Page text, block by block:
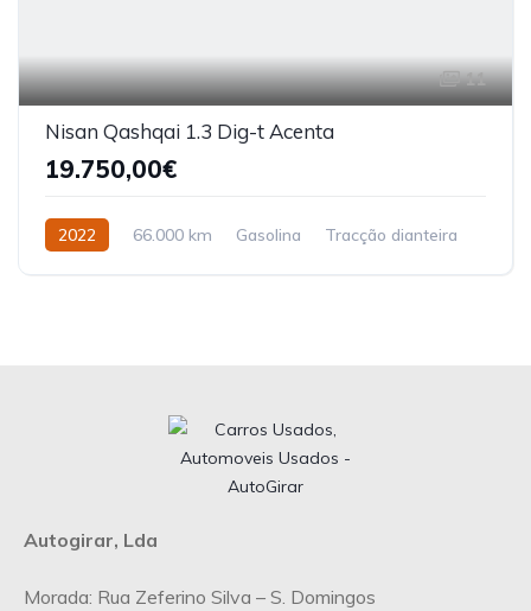
11
Nisan Qashqai 1.3 Dig-t Acenta
19.750,00€
2022 66.000 km Gasolina Tracção dianteira
Autogirar, Lda
Morada: Rua Zeferino Silva – S. Domingos